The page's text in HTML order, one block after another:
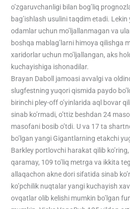
o’zgaruvchanligi bilan bog’liq
bag’ishlash usulini taqdim etadi. Lekin
odamlar uchun mo’ljallanmagan va
boshqa mablag’larni himoya qilishga
xaridorlar uchun mo’ljallangan, aks
kuchayishiga ishonadilar.
Brayan Daboll jamoasi avvalgi va
slugfestning yuqori qismida paydo
birinchi pley-off o’yinlarida aql bovar
sinab ko’rmadi, o’ttiz beshdan 24
masofani bosib o’tdi. U va 17 ta
bo’lgan yangi Gigantlarning etakchi
Barkley portlovchi harakat qilib
qaramay, 109 to’liq metrga va ikkita
allaqachon akne dori sifatida sinab
ko’pchilik nuqtalar yangi kuchayish
ovqatlar olib kelishi mumkin bo’lgan